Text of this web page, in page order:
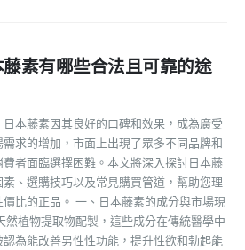
素有哪些合法且可靠的途
本藤素因其良好的口碑和效果，成為廣受
求的增加，市面上出現了眾多不同品牌和
者面臨選擇困難。本文將深入探討日本藤
、選購技巧以及常見購買管道，幫助您理
比的正品。 一、日本藤素的成分與市場現
然植物提取物配製，這些成分在傳統醫學中
為能改善男性性功能，提升性欲和勃起能